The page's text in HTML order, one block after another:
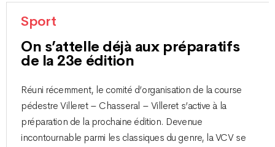
Sport
On s’attelle déjà aux préparatifs
de la 23e édition
Réuni récemment, le comité d’organisation de la course
pédestre Villeret – Chasseral – Villeret s’active à la
préparation de la prochaine édition. Devenue
incontournable parmi les classiques du genre, la VCV se